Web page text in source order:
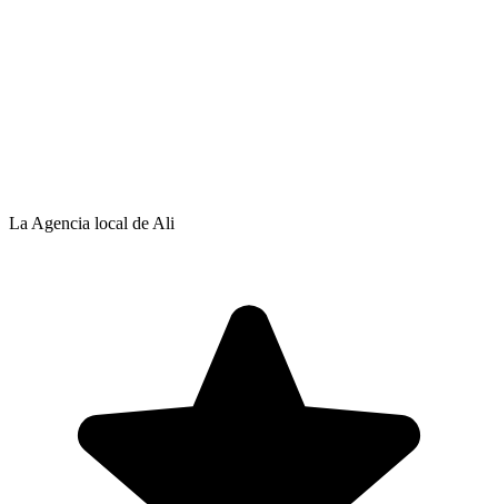
La Agencia local de Ali